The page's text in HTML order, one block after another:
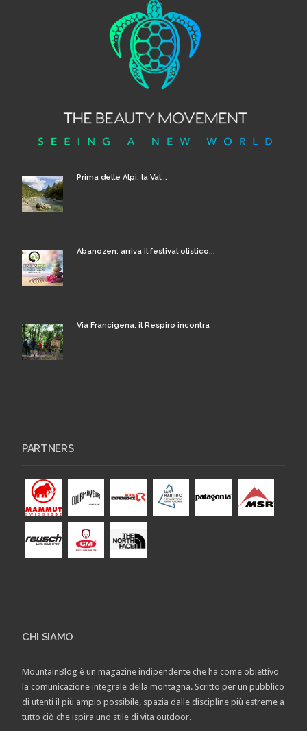
Prima delle Alpi, la Val...
Abanozen: arriva il festival olistico...
Via Francigena: il Respiro incontra
PARTNERS
CHI SIAMO
MountainBlog è un magazine indipendente che ha come obiettivo
la comunicazione integrale della montagna. Scritto per un pubblico
di utenti il più ampio possibile, spazia dalle discipline più estreme a
tutto ciò che ispira uno stile di vita outdoor.